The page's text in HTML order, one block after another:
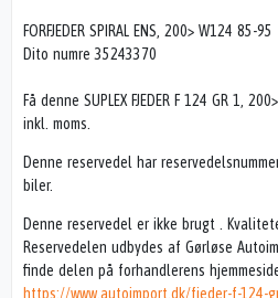
FORFJEDER SPIRAL ENS, 200> W124 85-95
Dito numre 35243370
Få denne SUPLEX FJEDER F 124 GR 1,
inkl. moms.
Denne reservedel har
biler.
Denne reservedel er ikke brugt .
Reservedelen udbydes af Gørløse
finde delen på forhandlerens
https://www.autoimport.dk/fjeder-f-124-